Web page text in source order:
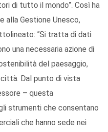
di tutto il mondo”. Così ha
alla Gestione Unesco,
“Si tratta di dati
una necessaria azione di
del paesaggio,
Dal punto di vista
– questa
strumenti che consentano
che hanno sede nei